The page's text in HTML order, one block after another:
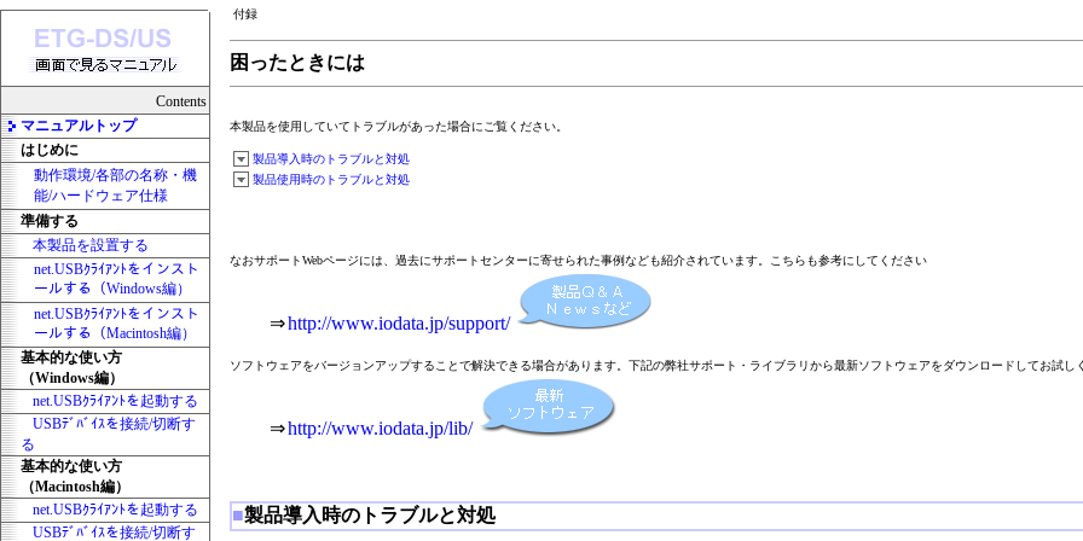
Contents
マニュアルトップ
はじめに
動作環境/各部の名称・機
能/ハードウェア仕様
準備する
本製品を設置する
net.USBｸﾗｲｱﾝﾄをインスト
ールする（Windows編）
net.USBｸﾗｲｱﾝﾄをインスト
ールする（Macintosh編）
基本的な使い方
（Windows編）
net.USBｸﾗｲｱﾝﾄを起動する
USBﾃﾞﾊﾞｲｽを接続/切断す
る
基本的な使い方
（Macintosh編）
net.USBｸﾗｲｱﾝﾄを起動する
USBﾃﾞﾊﾞｲｽを接続/切断す
付録
困ったときには
本製品を使用していてトラブルがあった場合にご覧ください。
製品導入時のトラブルと対処
製品使用時のトラブルと対処
なおサポートWebページには、過去にサポートセンターに寄せられた事例なども紹介されています。こちらも参考にしてください
⇒http://www.iodata.jp/support/
ソフトウェアをバージョンアップすることで解決できる場合があります。下記の弊社サポート・ライブラリから最新ソフトウェアをダウンロードしてお試し
⇒http://www.iodata.jp/lib/
■製品導入時のトラブルと対処